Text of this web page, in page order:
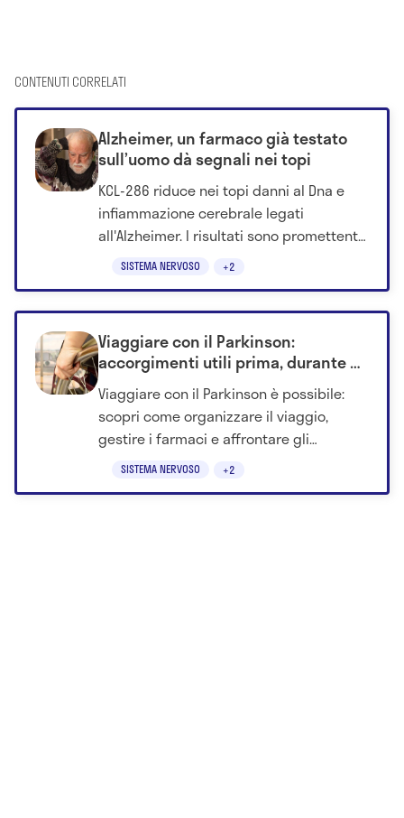
CONTENUTI CORRELATI
SISTEMA NERVOSO +2
Alzheimer, un farmaco già testato
sull’uomo dà segnali nei topi
KCL-286 riduce nei topi danni al Dna e
infiammazione cerebrale legati
all'Alzheimer. I risultati sono promettenti,
ma non è ancora una terapia approvata.
SISTEMA NERVOSO +2
Viaggiare con il Parkinson:
accorgimenti utili prima, durante e
dopo il viaggio
Viaggiare con il Parkinson è possibile:
scopri come organizzare il viaggio,
gestire i farmaci e affrontare gli
spostamenti in sicurezza.